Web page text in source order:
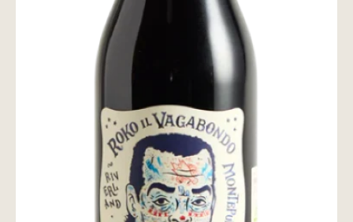
wine@とは